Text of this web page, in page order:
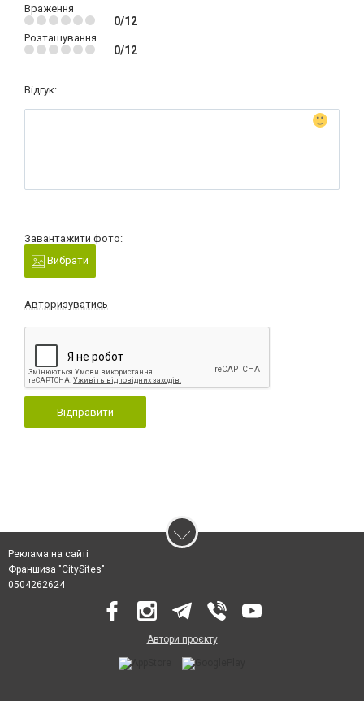
Враження
0/12
Розташування
0/12
Відгук:
Завантажити фото:
Вибрати
Авторизуватись
Відправити
Реклама на сайті
Франшиза "CitySites"
0504262624
Автори проєкту